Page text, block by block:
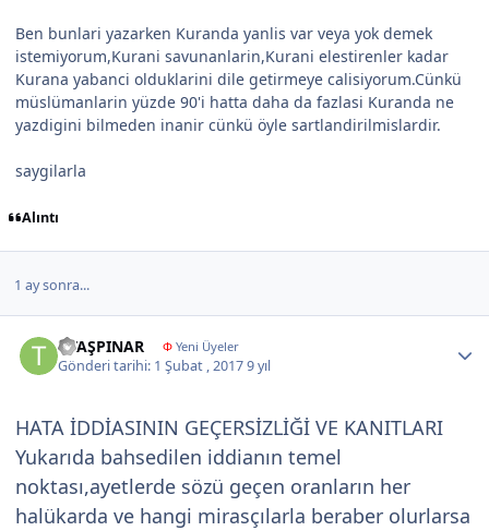
Ben bunlari yazarken Kuranda yanlis var veya yok demek
istemiyorum,Kurani savunanlarin,Kurani elestirenler kadar
Kurana yabanci olduklarini dile getirmeye calisiyorum.Cünkü
müslümanlarin yüzde 90'i hatta daha da fazlasi Kuranda ne
yazdigini bilmeden inanir cünkü öyle sartlandirilmislardir.
saygilarla
Alıntı
1 ay sonra...
T.TAŞPINAR ΦYeni Üyeler
Gönderi tarihi: 1 Şubat , 20179 yıl
HATA İDDİASININ GEÇERSİZLİĞİ VE KANITLARI
Yukarıda bahsedilen iddianın temel
noktası,ayetlerde sözü geçen oranların her
halükarda ve hangi mirasçılarla beraber olurlarsa